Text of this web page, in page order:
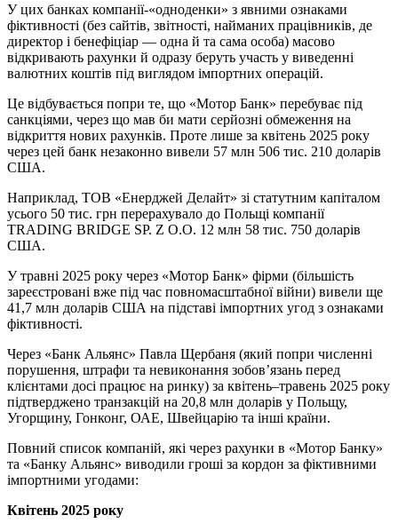
У цих банках компанії-«одноденки» з явними ознаками
фіктивності (без сайтів, звітності, найманих працівників, де
директор і бенефіціар — одна й та сама особа) масово
відкривають рахунки й одразу беруть участь у виведенні
валютних коштів під виглядом імпортних операцій.
Це відбувається попри те, що «Мотор Банк» перебуває під
санкціями, через що мав би мати серйозні обмеження на
відкриття нових рахунків. Проте лише за квітень 2025 року
через цей банк незаконно вивели 57 млн 506 тис. 210 доларів
США.
Наприклад, ТОВ «Енерджей Делайт» зі статутним капіталом
усього 50 тис. грн перерахувало до Польщі компанії
TRADING BRIDGE SP. Z O.O. 12 млн 58 тис. 750 доларів
США.
У травні 2025 року через «Мотор Банк» фірми (більшість
зареєстровані вже під час повномасштабної війни) вивели ще
41,7 млн доларів США на підставі імпортних угод з ознаками
фіктивності.
Через «Банк Альянс» Павла Щербаня (який попри численні
порушення, штрафи та невиконання зобов’язань перед
клієнтами досі працює на ринку) за квітень–травень 2025 року
підтверджено транзакцій на 20,8 млн доларів у Польщу,
Угорщину, Гонконг, ОАЕ, Швейцарію та інші країни.
Повний список компаній, які через рахунки в «Мотор Банку»
та «Банку Альянс» виводили гроші за кордон за фіктивними
імпортними угодами:
Квітень 2025 року